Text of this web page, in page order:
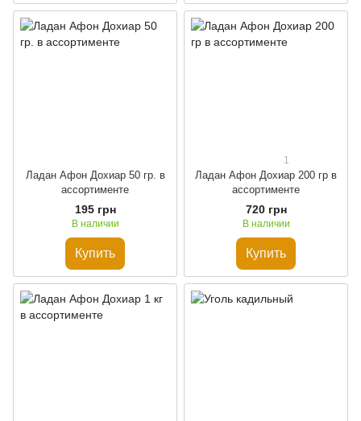
Ладан Афон Дохиар 50 гр. в
ассортименте
195 грн
В наличии
Купить
1
Ладан Афон Дохиар 200 гр в
ассортименте
720 грн
В наличии
Купить